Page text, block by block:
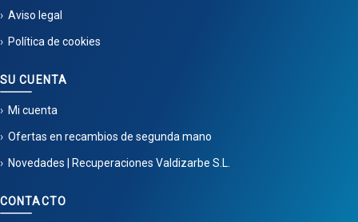
Aviso legal
Política de cookies
SU CUENTA
Mi cuenta
Ofertas en recambios de segunda mano
Novedades | Recuperaciones Valdizarbe S.L.
CONTACTO